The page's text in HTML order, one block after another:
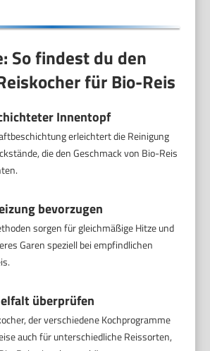
So findest du den
für Bio-Reis
Innentopf
erleichtert die Reinigung
die den Geschmack von Bio-Reis
bevorzugen
sorgen für gleichmäßige Hitze und
Garen speziell bei empfindlichen
überprüfen
der verschiedene Kochprogramme
auch für unterschiedliche Reissorten,